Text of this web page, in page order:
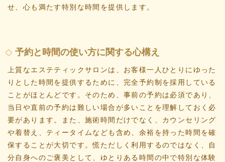
せ、心も満たす特別な時間を提供します。
予約と時間の使い方に関する心構え
上質なエステティックサロンは、お客様一人ひとりにゆった
りとした時間を提供するために、完全予約制を採用している
ことがほとんどです。そのため、事前の予約は必須であり、
当日や直前の予約は難しい場合が多いことを理解しておく必
要があります。また、施術時間だけでなく、カウンセリング
や着替え、ティータイムなども含め、余裕を持った時間を確
保することが大切です。慌ただしく利用するのではなく、自
分自身へのご褒美として、ゆとりある時間の中で特別な体験